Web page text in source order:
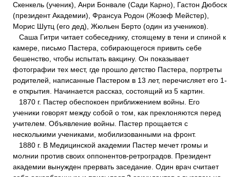
Скенкель (ученик), Анри Бонвале (Сади Карно), Гастон Дюбоск
(президент Академии), Франсуа Родон (Жозеф Мейстер),
Морис Шутц (его дед), Жюльен Берто (один из учеников).
Саша Гитри читает собеседнику, стоящему в тени и спиной к
камере, письмо Пастера, собирающегося привить себе
бешенство, чтобы испытать вакцину. Он показывает
фотографии тех мест, где прошло детство Пастера, портреты
родителей, написанные Пастером в 13 лет, перечисляет его 1-
е открытия. Начинается рассказ, состоящий из 5 картин.
1870 г. Пастер обеспокоен приближением войны. Его
ученики говорят между собой о том, как преклоняются перед
учителем. Объявление войны. Пастер прощается с
несколькими учениками, мобилизованными на фронт.
1880 г. В Медицинской академии Пастер мечет громы и
молнии против своих оппонентов-ретроградов. Президент
академии вынужден прервать заседание. Один врач считает